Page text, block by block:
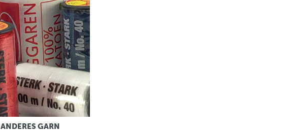
ANDERES GARN